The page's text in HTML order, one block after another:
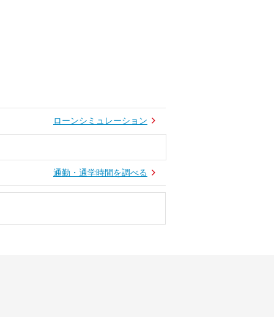
ローンシミュレーション
通勤・通学時間を調べる